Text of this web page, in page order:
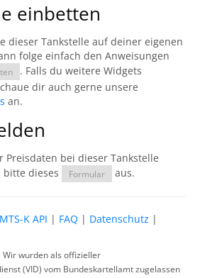
einbetten
dieser Tankstelle auf deiner eigenen
folge einfach den Anweisungen
. Falls du weitere Widgets
dir auch gerne unsere
an.
Preisdaten bei dieser Tankstelle
dieses
Formular aus.
MTS-K API | FAQ | Datenschutz |
Wir wurden als offizieller
(VID) vom Bundeskartellamt zugelassen